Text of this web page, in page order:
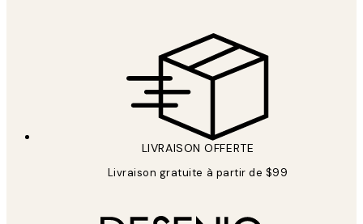
LIVRAISON OFFERTE
Livraison gratuite à partir de $99